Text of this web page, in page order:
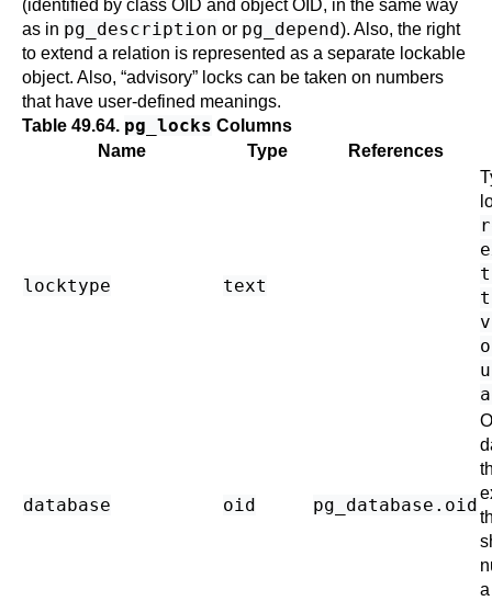
(identified by class OID and object OID, in the same way
as in pg_description or pg_depend). Also, the right
to extend a relation is represented as a separate lockable
object. Also, “advisory” locks can be taken on numbers
that have user-defined meanings.
Table 49.64. pg_locks Columns
Name
Type References
locktype text
database oid pg_database .oid